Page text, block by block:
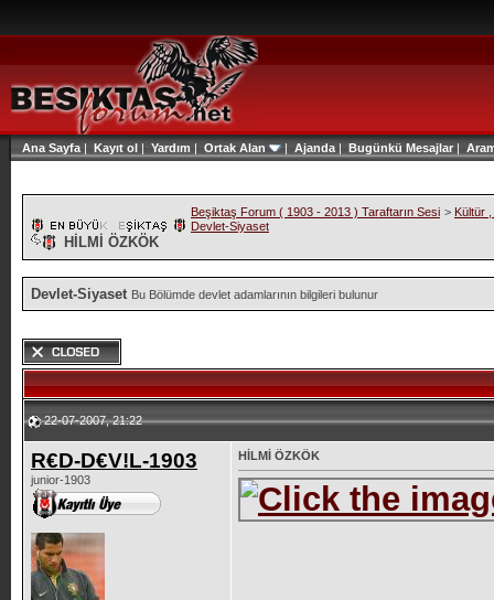
Ana Sayfa | Kayıt ol | Yardım | Ortak Alan | Ajanda | Bugünkü Mesajlar|
Beşiktaş Forum ( 1903 - 2013 ) Taraftarın Sesi > Kültür
Devlet-Siyaset
HİLMİ ÖZKÖK
Devlet-Siyaset Bu Bölümde devlet adamlarının bilgileri bulunur
22-07-2007, 21:22
R€D-D€V!L-1903
junior-1903
HİLMİ ÖZKÖK